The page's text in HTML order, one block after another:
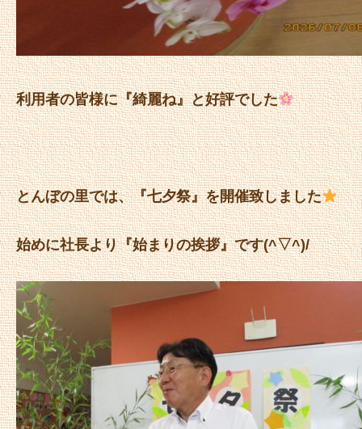
利用者の皆様に『綺麗ね』と好評でした
とんぼの里では、『七夕祭』を開催致しました
始めに社長より『始まりの挨拶』です(^▽^)/